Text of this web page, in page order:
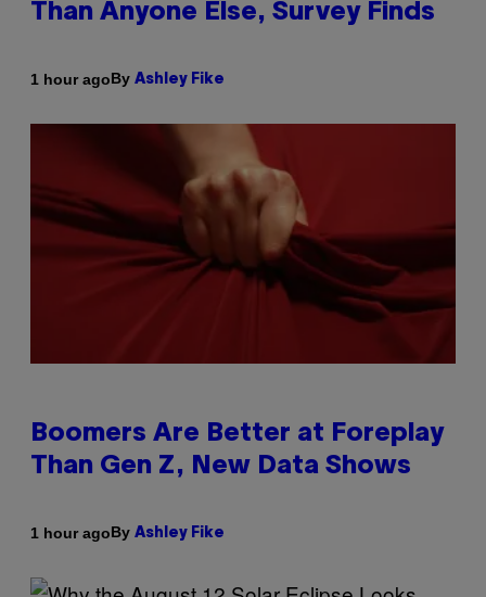
Than Anyone Else, Survey Finds
1 hour agoBy Ashley Fike
Boomers Are Better at Foreplay
Than Gen Z, New Data Shows
1 hour agoBy Ashley Fike